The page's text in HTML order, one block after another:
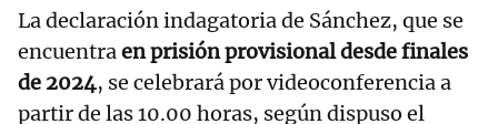
La declaración indagatoria de Sánchez, que se
encuentraen prisión provisional desde finales
de 2024, se celebrará por videoconferencia a
partir de las 10.00 horas, según dispuso el